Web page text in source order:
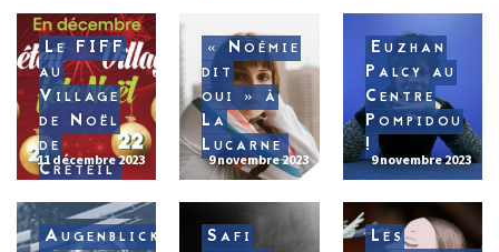
Lucarne
Le FIFF
au
Village
de Noël
de
Créteil
11 décembre 2023
« Noémie
dit
oui » à
La
Lucarne
9 novembre 2023
Euzhan
Palcy au
Centre
Pompidou
!
9 novembre 2023
Augenblick
Safi
Les